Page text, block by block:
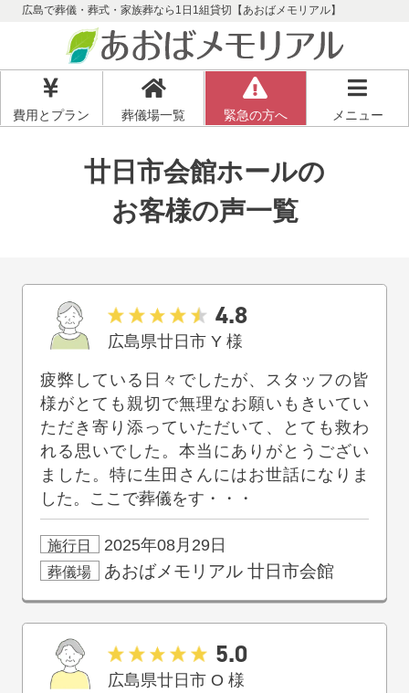
広島で葬儀・葬式・家族葬なら1日1組貸切【あおばメモリアル】
費用とプラン 葬儀場一覧 緊急の方へ メニュー
廿日市会館ホールの
お客様の声一覧
広島県廿日市 Y様
4.8
施行日 2025年08月29日
疲弊している日々でしたが、スタッフの皆
様がとても親切で無理なお願いもきいてい
ただき寄り添っていただいて、とても救わ
れる思いでした。本当にありがとうござい
ました。特に生田さんにはお世話になりま
した。ここで葬儀をす・・・
葬儀場 あおばメモリアル 廿日市会館
広島県廿日市 O様
5.0